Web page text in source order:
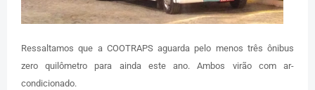
Ressaltamos que a COOTRAPS aguarda pelo menos três ônibus
zero quilômetro para ainda este ano. Ambos virão com ar-
condicionado.